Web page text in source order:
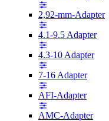
2,92-mm-Adapter
4.1-9.5 Adapter
4.3-10 Adapter
7-16 Adapter
AFI-Adapter
AMC-Adapter